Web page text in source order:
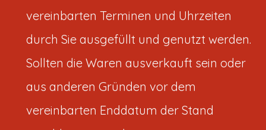
vereinbarten Terminen und Uhrzeiten
durch Sie ausgefüllt und genutzt werden.
Sollten die Waren ausverkauft sein oder
aus anderen Gründen vor dem
vereinbarten Enddatum der Stand